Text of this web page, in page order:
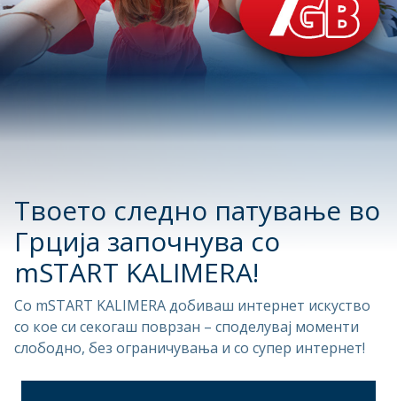
Твоето следно патување во
Грција започнува со
mSTART KALIMERA!
Со mSTART KALIMERA добиваш интернет искуство
со кое си секогаш поврзан – споделувај моменти
слободно, без ограничувања и со супер интернет!